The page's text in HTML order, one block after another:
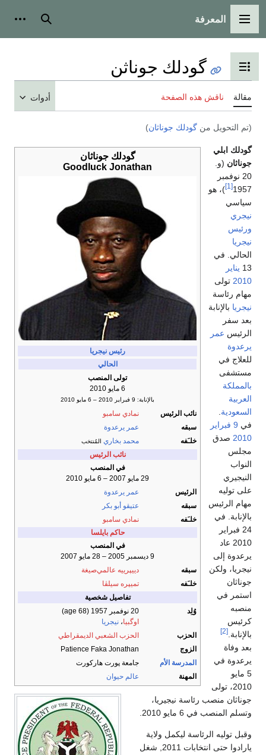
القائمة الرئيسية
المعرفة بحث
تبديل عرض جدول المحتويات
گودلك جوناثن
مقالة ناقش هذه الصفحة أدوات
(تم التحويل من گودلك جوناثان)
گودلك جوناثان
Goodluck Jonathan
رئيس نيجريا
الحالي
تولى المنصب
6 مايو 2010
بالإنابة: 9 فبراير 2010 – 6 مايو 2010
نائب الرئيس
نمادي سامبو
سبقه
عمر يرعدوة
خلـَفه
محمد بخاري المُنتخب
نائب الرئيس
في المنصب
29 مايو 2007 – 6 مايو 2010
الرئيس
عمر يرعدوة
سبقه
عتيقو أبو بكر
خلـَفه
نمادي سامبو
حاكم بايلسا
في المنصب
9 ديسمبر 2005 – 28 مايو 2007
سبقه
دييپرييه عالمي‌صيغة
خلـَفه
تميپره سيلڤا
تفاصيل شخصية
وُلِد
20 نوفمبر 1957
(age 68)
اوگبيا، نيجريا
الحزب
الحزب الشعبي الديمقراطي
الزوج
Patience Faka Jonathan
المدرسة الأم
جامعة پورت هاركورت
المهنة
عالم حيوان
گودلك ابلي
جوناثان (و.
20 نوفمبر
1957
[1]
)، هو
سياسي
نيجري
ورئيس
نيجريا
الحالي. في
13 يناير
2010 تولى
مهام رئاسة
نيجريا بالإنابة
بعد سفر
الرئيس عمر
يرعدوة
للعلاج في
مستشفى
بالمملكة
العربية
السعودية
في 9 فبراير
2010 صدق
مجلس
النواب
النيجيري
على توليه
مهام الرئيس
بالإنابة. في
24 فبراير
2010 عاد
يرعدوة إلى
نيجريا، ولكن
جوناثان
استمر في
منصبه
كرئيس
بالإنابة. [2]
بعد وفاة
يرعدوة في
5 مايو
2010، تولى
جوناثان منصب رئاسة نيجيريا،
وتسلم المنصب في 6 مايو 2010.
وقبل توليه الرئاسة ليكمل ولاية
يارادوا حتى انتخابات 2011, شغل